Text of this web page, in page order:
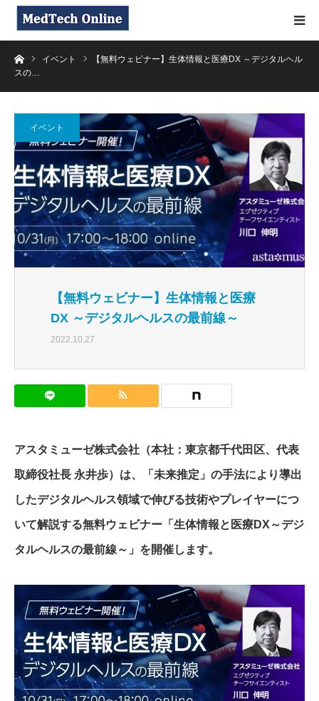
ホームイベント
【無料ウェビナー】生体情報と医療DX ～デジタルヘル
スの…
イベント
【無料ウェビナー】生体情報と医療
DX ～デジタルヘルスの最前線～
2022.10.27
アスタミューゼ株式会社（本社：東京都千代田区、代表
取締役社長 永井歩）は、「未来推定」の手法により導出
したデジタルヘルス領域で伸びる技術やプレイヤーにつ
いて解説する無料ウェビナー「生体情報と医療DX～デジ
タルヘルスの最前線～」を開催します。